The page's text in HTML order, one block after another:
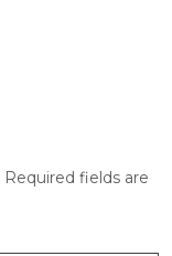
Required fields are